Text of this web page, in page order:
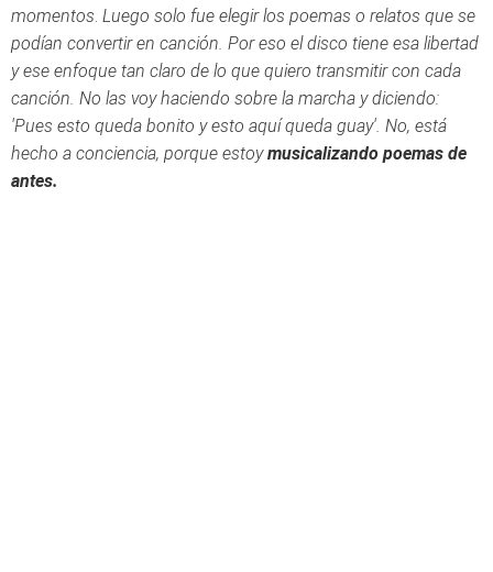
momentos. Luego solo fue elegir los poemas o relatos que se
podían convertir en canción. Por eso el disco tiene esa libertad
y ese enfoque tan claro de lo que quiero transmitir con cada
canción. No las voy haciendo sobre la marcha y diciendo:
'Pues esto queda bonito y esto aquí queda guay'. No, está
hecho a conciencia, porque estoymusicalizando poemas de
antes.